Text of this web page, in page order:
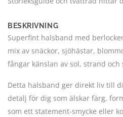
BESKRIVNING
Superfint halsband med
mix av snäckor, sjöhästar,
fångar känslan av sol, strand och
Detta halsband ger direkt liv till
detalj för dig som älskar färg,
som ett statement-smycke eller